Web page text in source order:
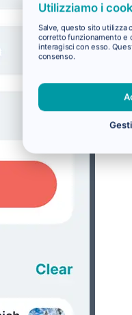
Utilizziamo i
Salve, questo sito utilizza
corretto funzionamento e
interagisci con esso.
consenso.